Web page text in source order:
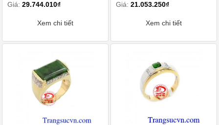
Giá: 29.744.010₫
Xem chi tiết
Giá: 21.053.250₫
Xem chi tiết